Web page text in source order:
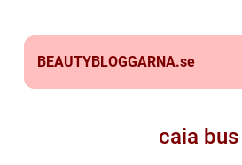
BEAUTYBLOGGARNA.se
caia bus